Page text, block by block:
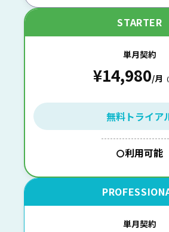
STARTER
単月契約
¥14,980/月
無料トライア
〇利用可能
単月契約